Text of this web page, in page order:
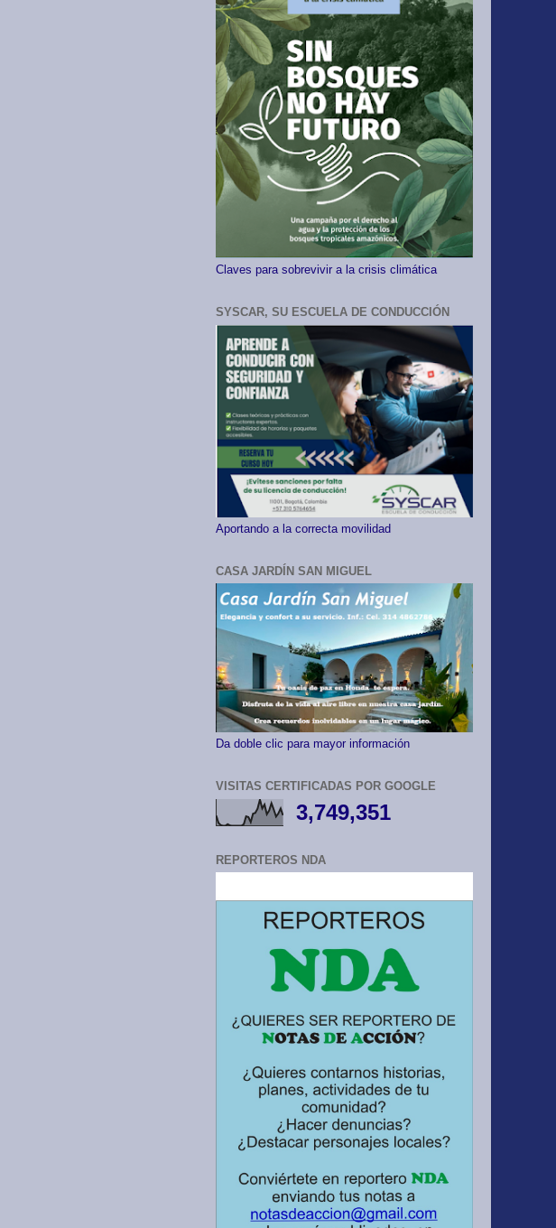
Claves para sobrevivir a la crisis climática
SYSCAR, SU ESCUELA DE CONDUCCIÓN
Aportando a la correcta movilidad
CASA JARDÍN SAN MIGUEL
Da doble clic para mayor información
VISITAS CERTIFICADAS POR GOOGLE
3,749,351
REPORTEROS NDA